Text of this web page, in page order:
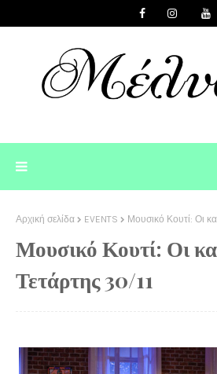
Αρχική σελίδα EVENTS Μουσικό Κουτί: Οι
Μουσικό Κουτί: Οι
Τετάρτης 30/11